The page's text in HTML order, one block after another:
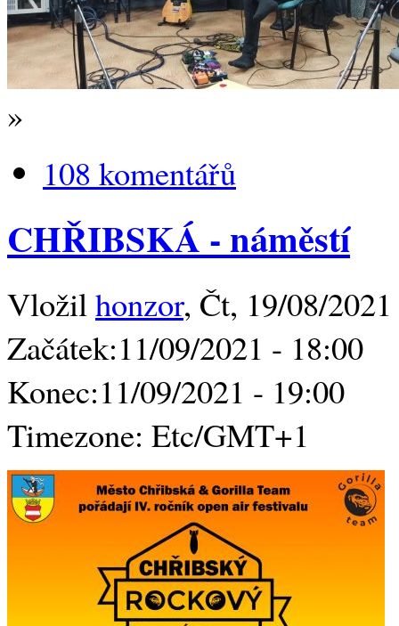
»
108 komentářů
CHŘIBSKÁ - náměstí
Vložilhonzor, Čt, 19/08/
Začátek:11/09/2021 - 18:00
Konec:11/09/2021 - 19:00
Timezone: Etc/GMT+1